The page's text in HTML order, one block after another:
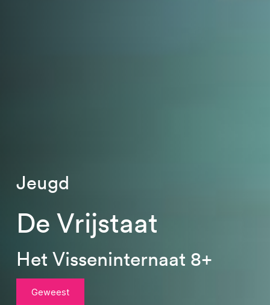
De Vrijstaat
Het Visseninternaat 8+
Jeugd
Geweest